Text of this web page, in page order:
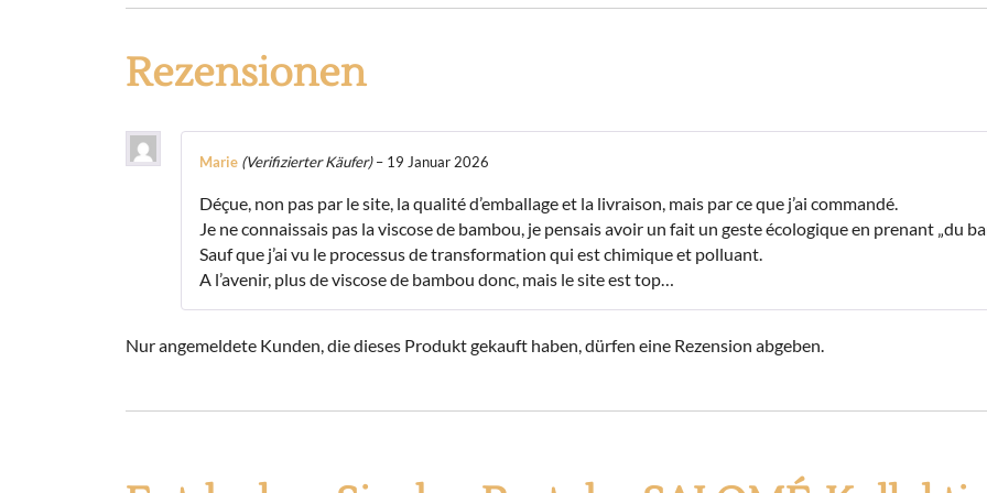
Rezensionen
Marie (Verifizierter Käufer) – 19 Januar 2026
Déçue, non pas par le site, la qualité d’emballage et la livraison, mais par ce que j’ai commandé.
Je ne connaissais pas la viscose de bambou, je pensais avoir un fait un geste écologique en prenant „du
Sauf que j’ai vu le processus de transformation qui est chimique et polluant.
A l’avenir, plus de viscose de bambou donc, mais le site est top…
Nur angemeldete Kunden, die dieses Produkt gekauft haben, dürfen eine Rezension abgeben.